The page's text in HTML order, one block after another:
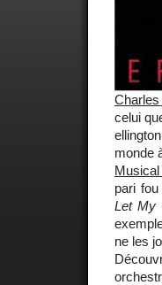
celui
monde
pari
Let My
ne les